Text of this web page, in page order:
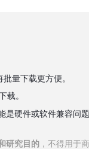
量下载更方便。
载。
是硬件或软件兼容问
研究目的 ，不得用于